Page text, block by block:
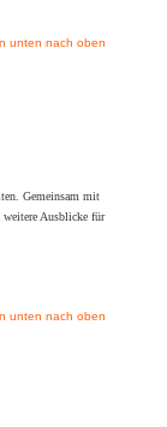
unten nach oben
Gemeinsam mit
Ausblicke für
unten nach oben